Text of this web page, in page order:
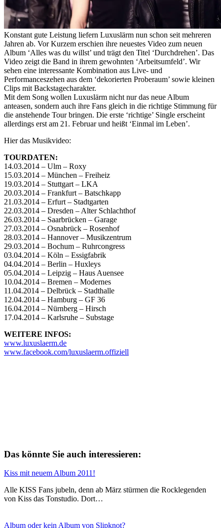
Konstant gute Leistung liefern Luxuslärm nun schon seit mehreren
Jahren ab. Vor Kurzem erschien ihre neuestes Video zum neuen
Album ‘Alles was du willst’ und trägt den Titel ‘Durchdrehen’. Das
Video zeigt die Band in ihrem gewohnten ‘Arbeitsumfeld’. Wir
sehen eine interessante Kombination aus Live- und
Performanceszehen aus dem ‘dekorierten Proberaum’ sowie kleinen
Clips mit Backstagecharakter.
Mit dem Song wollen Luxuslärm nicht nur das neue Album
anteasen, sondern auch ihre Fans gleich in die richtige Stimmung für
die anstehende Tour bringen. Die erste ‘richtige’ Single erscheint
allerdings erst am 21. Februar und heißt ‘Einmal im Leben’.
Hier das Musikvideo:
TOURDATEN:
14.03.2014 – Ulm – Roxy
15.03.2014 – München – Freiheiz
19.03.2014 – Stuttgart – LKA
20.03.2014 – Frankfurt – Batschkapp
21.03.2014 – Erfurt – Stadtgarten
22.03.2014 – Dresden – Alter Schlachthof
26.03.2014 – Saarbrücken – Garage
27.03.2014 – Osnabrück – Rosenhof
28.03.2014 – Hannover – Musikzentrum
29.03.2014 – Bochum – Ruhrcongress
03.04.2014 – Köln – Essigfabrik
04.04.2014 – Berlin – Huxleys
05.04.2014 – Leipzig – Haus Auensee
10.04.2014 – Bremen – Modernes
11.04.2014 – Delbrück – Stadthalle
12.04.2014 – Hamburg – GF 36
16.04.2014 – Nürnberg – Hirsch
17.04.2014 – Karlsruhe – Substage
WEITERE INFOS:
www.luxuslaerm.de
www.facebook.com/luxuslaerm.offiziell
Das könnte Sie auch interessieren:
Kiss mit neuem Album 2011!
Alle KISS Fans jubeln, denn ab März stürmen die Rocklegenden
von Kiss das Tonstudio. Dort…
Album oder kein Album von Slipknot?